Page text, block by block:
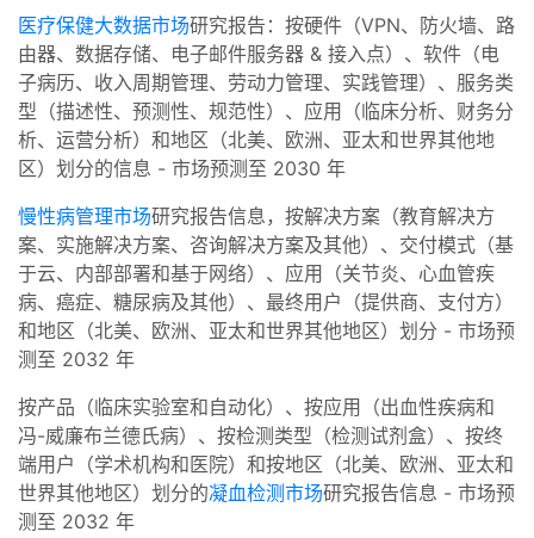
医疗保健大数据市场研究报告：按硬件（VPN、防火墙、路
由器、数据存储、电子邮件服务器 & 接入点）、软件（电
子病历、收入周期管理、劳动力管理、实践管理）、服务类
型（描述性、预测性、规范性）、应用（临床分析、财务分
析、运营分析）和地区（北美、欧洲、亚太和世界其他地
区）划分的信息 - 市场预测至 2030 年
慢性病管理市场研究报告信息，按解决方案（教育解决方
案、实施解决方案、咨询解决方案及其他）、交付模式（基
于云、内部部署和基于网络）、应用（关节炎、心血管疾
病、癌症、糖尿病及其他）、最终用户（提供商、支付方）
和地区（北美、欧洲、亚太和世界其他地区）划分 - 市场预
测至 2032 年
按产品（临床实验室和自动化）、按应用（出血性疾病和
冯-威廉布兰德氏病）、按检测类型（检测试剂盒）、按终
端用户（学术机构和医院）和按地区（北美、欧洲、亚太和
世界其他地区）划分的凝血检测市场研究报告信息 - 市场预
测至 2032 年